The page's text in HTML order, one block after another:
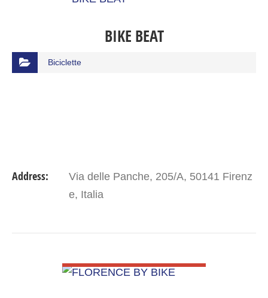
BIKE BEAT
Biciclette
Address:
Via delle Panche, 205/A, 50141 Firenz
e, Italia